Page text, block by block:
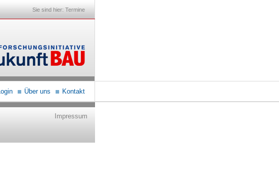
Sie sind hier: Termine
Über uns Kontakt
Impressum